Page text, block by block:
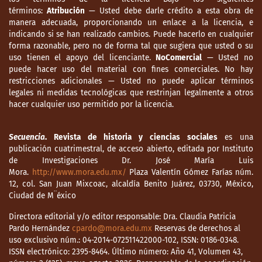
Shawcross, E. (2018). France, Mexico and
Informal Empire in Latin America, 1820-
1867. Palgrave Macmillan.
Sordo Cedeño, R. (1992). El Congreso
centralista y la guerra de Texas. Secuencia,
núm. 22, 41-54.
primera república centralista. Colegio de
México.
Soto, M. (1988). La conspiración monárquica
en México, 1845-1846. EOSA.
Soto, M. (1993). La disputa entre Monclova y
Saltillo y la independencia de Texas.
Tempus, núm. 1, 123-174.
términos: Atribución — Usted debe darle crédito a esta obra de
manera adecuada, proporcionando un enlace a la licencia, e
indicando si se han realizado cambios. Puede hacerlo en cualquier
forma razonable, pero no de forma tal que sugiera que usted o su
uso tienen el apoyo del licenciante.NoComercial — Usted no
puede hacer uso del material con fines comerciales. No hay
restricciones adicionales — Usted no puede aplicar términos
legales ni medidas tecnológicas que restrinjan legalmente a otros
hacer cualquier uso permitido por la licencia.
Secuencia. Revista de historia y ciencias socialeses una
publicación cuatrimestral, de acceso abierto, editada por Instituto
de Investigaciones Dr. José María Luis
Mora. http://www.mora.edu.mx/ Plaza Valentín Gómez Farías núm.
12, col. San Juan Mixcoac, alcaldía Benito Juárez, 03730, México,
Ciudad de M¨éxico
Directora editorial y/o editor responsable: Dra. Claudia Patricia
Pardo Hernández cpardo@mora.edu.mx Reservas de derechos al
uso exclusivo núm.: 04-2014-072511422000-102, ISSN: 0186-0348.
ISSN electrónico: 2395-8464. Último número: Año 41, Volumen 43,